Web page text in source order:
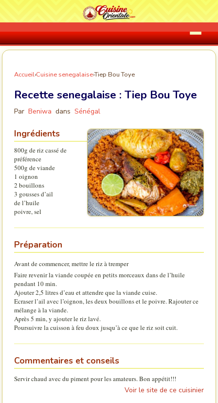
Accueil›Cuisine senegalaise›Tiep Bou Toye
Recette senegalaise : Tiep Bou Toye
Par Beniwa dans Sénégal
Ingrédients
800g de riz cassé de
préférence
500g de viande
1 oignon
2 bouillons
3 gousses d’ail
de l’huile
poivre, sel
Préparation
Avant de commencer, mettre le riz à tremper
Faire revenir la viande coupée en petits morceaux dans de l’huile
pendant 10 min.
Ajouter 2,5 litres d’eau et attendre que la viande cuise.
Ecraser l’ail avec l’oignon, les deux bouillons et le poivre. Rajouter ce
mélange à la viande.
Après 5 min, y ajouter le riz lavé.
Poursuivre la cuisson à feu doux jusqu’à ce que le riz soit cuit.
Commentaires et conseils
Servir chaud avec du piment pour les amateurs. Bon appétit!!!
Voir le site de ce cuisinier